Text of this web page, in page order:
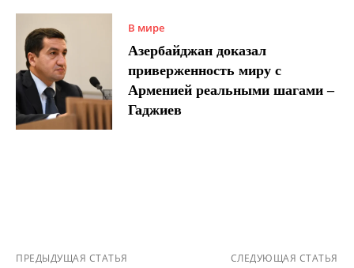
В мире
Азербайджан доказал
приверженность миру с
Арменией реальными шагами –
Гаджиев
ПРЕДЫДУЩАЯ СТАТЬЯ СЛЕДУЮЩАЯ СТАТЬЯ